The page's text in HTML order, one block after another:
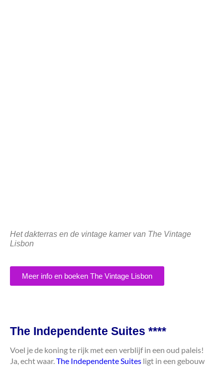
Het dakterras en de vintage kamer van The Vintage
Lisbon
Meer info en boeken The Vintage Lisbon
The Independente Suites ****
Voel je de koning te rijk met een verblijf in een oud paleis!
Ja, echt waar. The Independente Suites ligt in een gebouw